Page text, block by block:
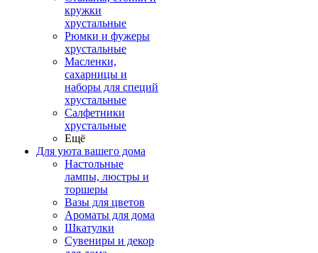
кружки
хрустальные
Рюмки и фужеры
хрустальные
Масленки,
сахарницы и
наборы для специй
хрустальные
Салфетники
хрустальные
Ещё
Для уюта вашего дома
Настольные
лампы, люстры и
торшеры
Вазы для цветов
Ароматы для дома
Шкатулки
Сувениры и декор